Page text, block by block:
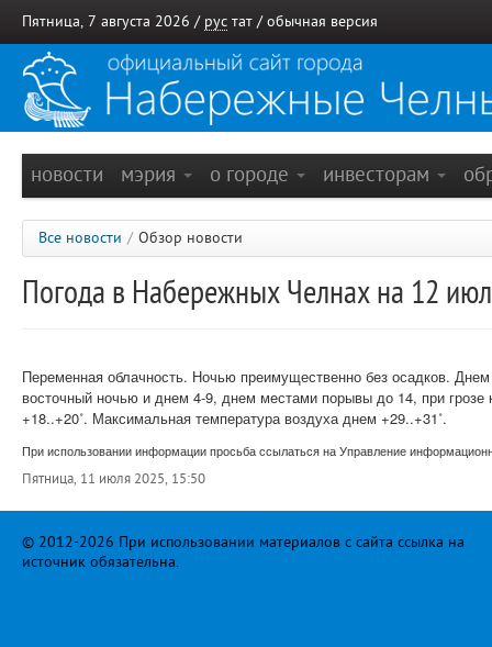
Пятница, 7 августа 2026 / рус тат / обычная версия
новости мэрия о городе инвесторам
Все новости / Обзор новости
Погода в Набережных Челнах на 12
Переменная облачность. Ночью преимущественно без осадков.
восточный ночью и днем 4-9, днем местами порывы до 14, при
+18..+20˚. Максимальная температура воздуха днем +29..+31˚.
При использовании информации просьба ссылаться на Управление
Пятница, 11 июля 2025, 15:50
© 2012-2026 При использовании материалов с сайта ссылка на
источник обязательна.